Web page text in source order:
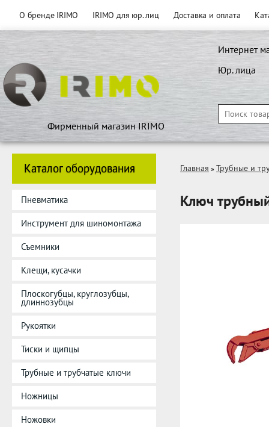
О бренде IRIMO IRIMO для юр. лиц Доставка и оплата
Фирменный магазин IRIMO
Интернет
Юр. лица
Каталог оборудования
Пневматика
Инструмент для шиномонтажа
Съемники
Клещи, кусачки
Плоскогубцы, круглозубцы,
длиннозубцы
Рукоятки
Тиски и щипцы
Трубные и трубчатые ключи
Ножницы
Ножовки
Главная » Трубные и
Ключ